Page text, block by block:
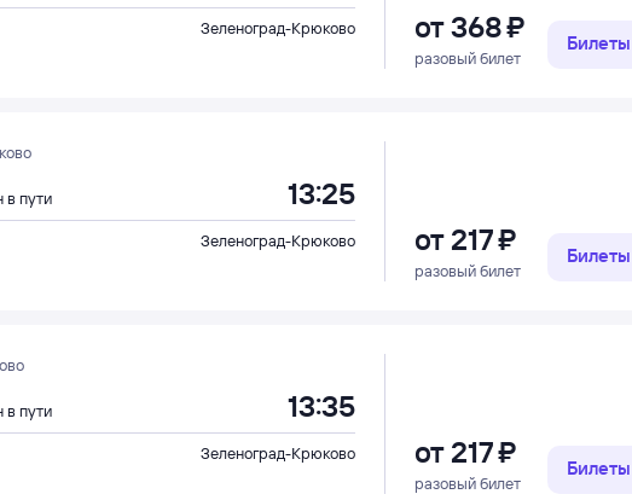
Зеленоград-Крюково
от368 ⁠₽
разовый билет
в пути 13:25
Зеленоград-Крюково
от 217 ⁠₽
разовый билет
в пути 13:35
Зеленоград-Крюково
от 217 ⁠₽
разовый билет